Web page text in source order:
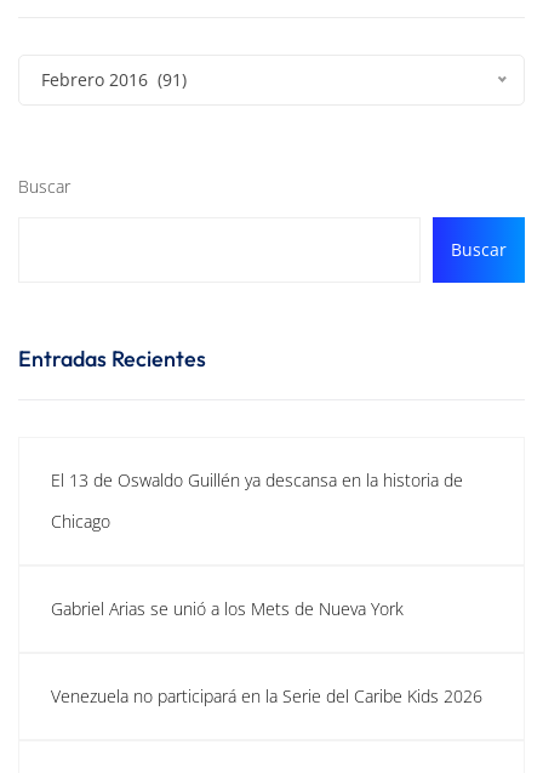
Febrero 2016 (91)
Buscar
Buscar
Entradas Recientes
El 13 de Oswaldo Guillén ya descansa en la historia de
Chicago
Gabriel Arias se unió a los Mets de Nueva York
Venezuela no participará en la Serie del Caribe Kids 2026